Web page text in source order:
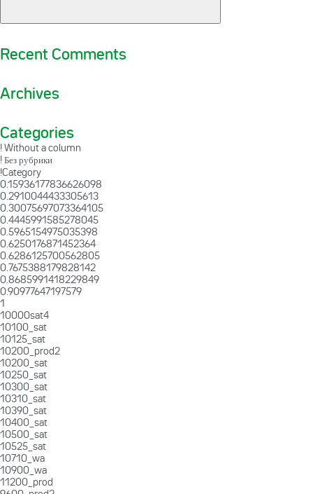
Recent Comments
Archives
Categories
! Without a column
! Без рубрики
!Category
0.15936177836626098
0.2910044433305613
0.30075697073364105
0.4445991585278045
0.5965154975035398
0.6250176871452364
0.6286125700562805
0.7675388179828142
0.8685991418229849
0.90977647197579
1
10000sat4
10100_sat
10125_sat
10200_prod2
10200_sat
10250_sat
10300_sat
10310_sat
10390_sat
10400_sat
10500_sat
10525_sat
10710_wa
10900_wa
11200_prod